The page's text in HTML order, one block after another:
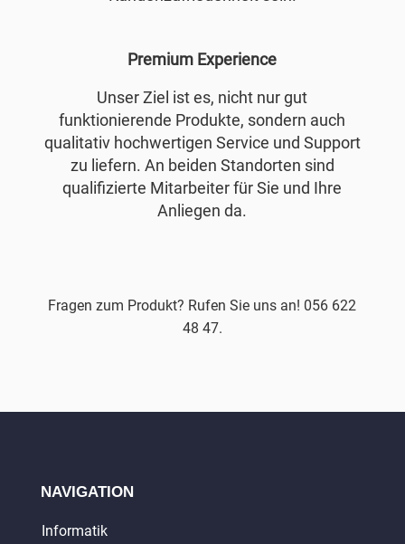
Premium Experience
Unser Ziel ist es, nicht nur gut
funktionierende Produkte, sondern auch
qualitativ hochwertigen Service und Support
zu liefern. An beiden Standorten sind
qualifizierte Mitarbeiter für Sie und Ihre
Anliegen da.
Fragen zum Produkt? Rufen Sie uns an! 056 622
48 47.
NAVIGATION
Informatik